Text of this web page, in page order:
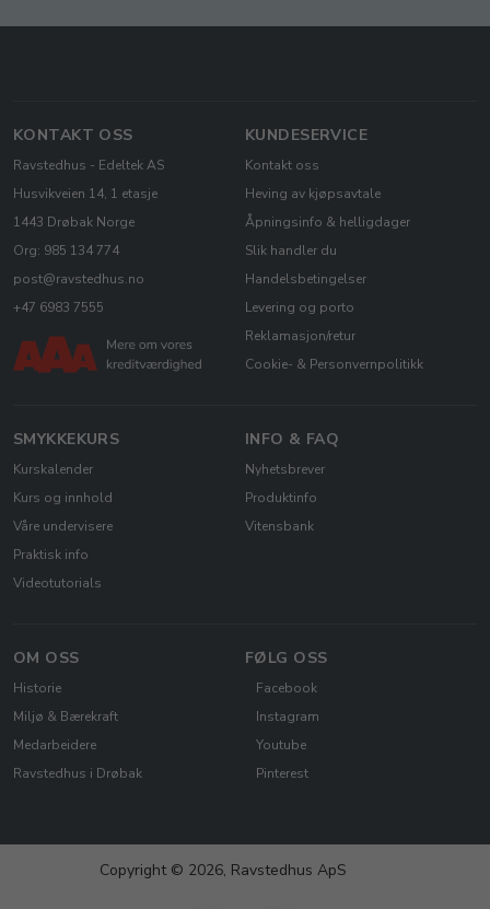
KONTAKT OSS
Ravstedhus - Edeltek AS
Husvikveien 14, 1 etasje
1443 Drøbak Norge
Org: 985 134 774
post@ravstedhus.no
+47 6983 7555
KUNDESERVICE
Kontakt oss
Heving av kjøpsavtale
Åpningsinfo & helligdager
Slik handler du
Handelsbetingelser
Levering og porto
Reklamasjon/retur
Cookie- & Personvernpolitikk
SMYKKEKURS
Kurskalender
Kurs og innhold
Våre undervisere
Praktisk info
Videotutorials
INFO & FAQ
Nyhetsbrever
Produktinfo
Vitensbank
OM OSS
Historie
Miljø & Bærekraft
Medarbeidere
Ravstedhus i Drøbak
FØLG OSS
Facebook
Instagram
Youtube
Pinterest
Copyright © 2026, Ravstedhus ApS